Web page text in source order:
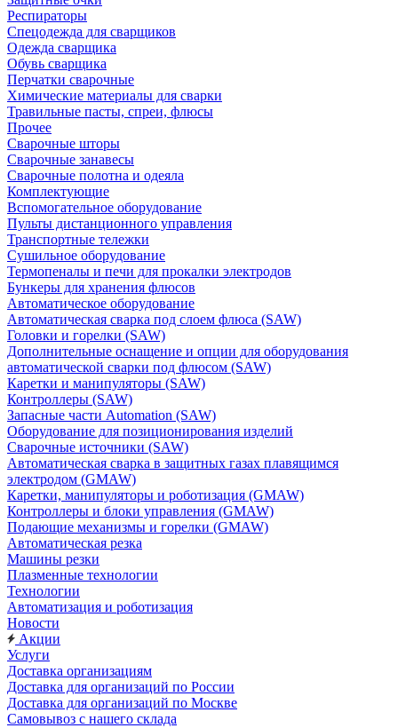
Респираторы
Спецодежда для сварщиков
Одежда сварщика
Обувь сварщика
Перчатки сварочные
Химические материалы для сварки
Травильные пасты, спреи, флюсы
Прочее
Сварочные шторы
Сварочные занавесы
Сварочные полотна и одеяла
Комплектующие
Вспомогательное оборудование
Пульты дистанционного управления
Транспортные тележки
Сушильное оборудование
Термопеналы и печи для прокалки электродов
Бункеры для хранения флюсов
Автоматическое оборудование
Автоматическая сварка под слоем флюса (SAW)
Головки и горелки (SAW)
Дополнительные оснащение и опции для оборудования
автоматической сварки под флюсом (SAW)
Каретки и манипуляторы (SAW)
Контроллеры (SAW)
Запасные части Automation (SAW)
Оборудование для позиционирования изделий
Сварочные источники (SAW)
Автоматическая сварка в защитных газах плавящимся
электродом (GMAW)
Каретки, манипуляторы и роботизация (GMAW)
Контроллеры и блоки управления (GMAW)
Подающие механизмы и горелки (GMAW)
Автоматическая резка
Машины резки
Плазменные технологии
Технологии
Автоматизация и роботизация
Новости
Акции
Услуги
Доставка организациям
Доставка для организаций по России
Доставка для организаций по Москве
Самовывоз с нашего склада